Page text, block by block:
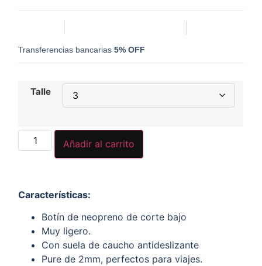
Transferencias bancarias5% OFF
Talle
Añadir al carrito
Características:
Botín de neopreno de corte bajo
Muy ligero.
Con suela de caucho antideslizante
Pure de 2mm, perfectos para viajes.